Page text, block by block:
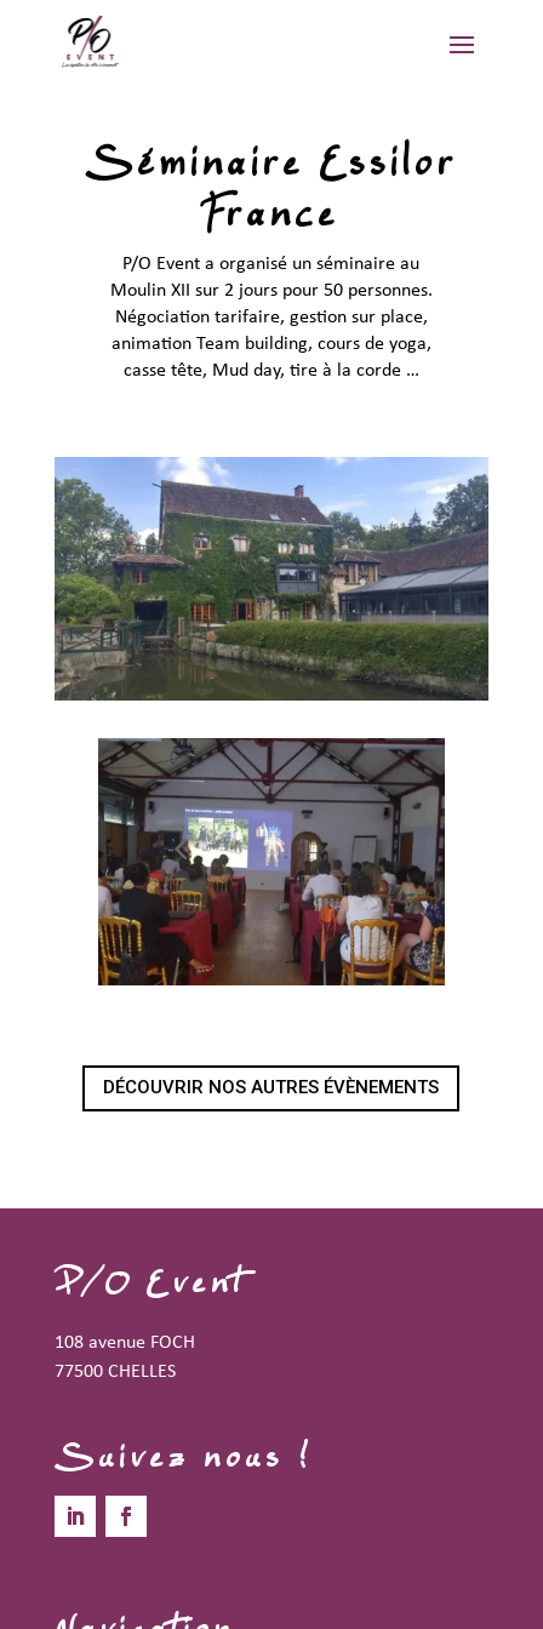
Séminaire Essilor
France
P/O Event a organisé un séminaire au
Moulin XII sur 2 jours pour 50 personnes.
Négociation tarifaire, gestion sur place,
animation Team building, cours de yoga,
casse tête, Mud day, tire à la corde …
DÉCOUVRIR NOS AUTRES ÉVÈNEMENTS
P/O Event
108 avenue FOCH
77500 CHELLES
Suivez nous !